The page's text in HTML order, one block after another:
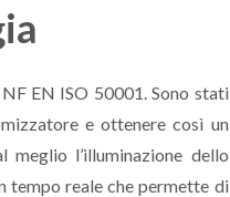
EN ISO 50001. Sono stati
e ottenere così un
l’illuminazione dello
tempo reale che permette di